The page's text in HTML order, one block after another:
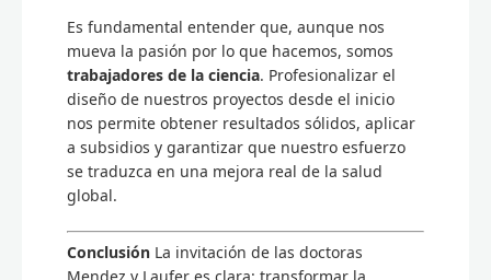
Es fundamental entender que, aunque nos
mueva la pasión por lo que hacemos, somos
trabajadores de la ciencia. Profesionalizar el
diseño de nuestros proyectos desde el inicio
nos permite obtener resultados sólidos, aplicar
a subsidios y garantizar que nuestro esfuerzo
se traduzca en una mejora real de la salud
global.
ConclusiónLa invitación de las doctoras